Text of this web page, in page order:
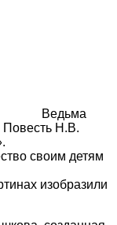
Ведьма
Повесть Н.В.
своим детям
изобразили